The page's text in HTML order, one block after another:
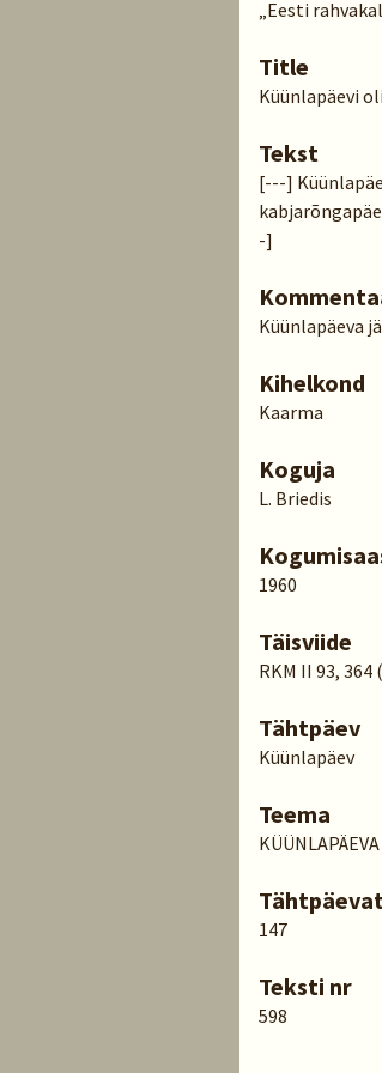
„Eesti
Title
Küünlapäevi
Tekst
[---]
-]
Küünlapäeva
Kihelkond
Kaarma
Koguja
L. Briedis
1960
Täisviide
RKM II 93, 364
Tähtpäev
Küünlapäev
Teema
147
Teksti nr
598